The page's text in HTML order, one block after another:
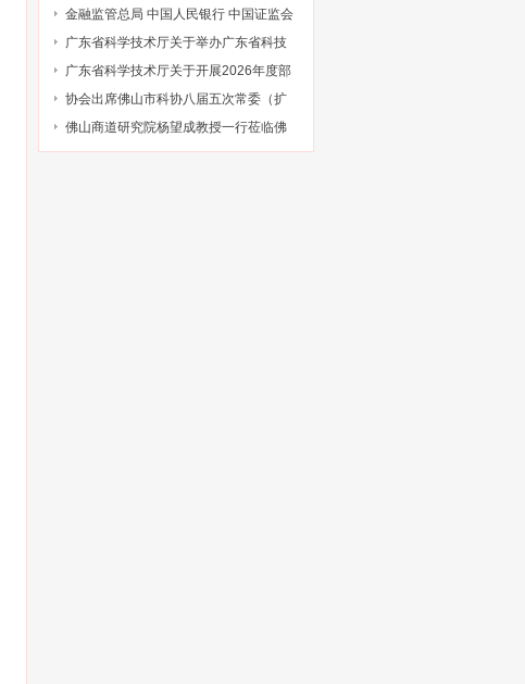
省级企业技术中心（第25批）认定的通
知
金融监管总局 中国人民银行 中国证监会
财政部关于健全金融机构治理的实施意
见
广东省科学技术厅关于举办广东省科技
保险后奖补管理办法及2027年广东省科
技与金融结合专项申报指南政策解读培
训会的通知
广东省科学技术厅关于开展2026年度部
级科技型企业孵化器推荐工作的通知
协会出席佛山市科协八届五次常委（扩
大）会议
佛山商道研究院杨望成教授一行莅临佛
山市科技金融协会调研指导